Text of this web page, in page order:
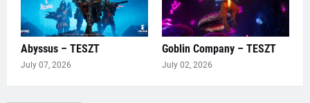
Abyssus – TESZT
July 07, 2026
Goblin Company – TESZT
July 02, 2026